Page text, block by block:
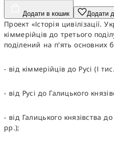
Додати в кошик Додати
Проект «Історія цивілізації.
кіммерійців до третього
поділений на п'ять основних
- від кіммерійців до Русі (І
- від Русі до Галицького
- від Галицького князівства
рр.);